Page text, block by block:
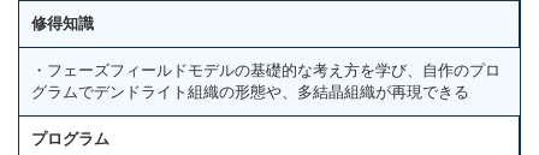
修得知識
・フェーズフィールドモデルの基礎的な考え方を学び、自作のプロ
グラムでデンドライト組織の形態や、多結晶組織が再現できる
プログラム